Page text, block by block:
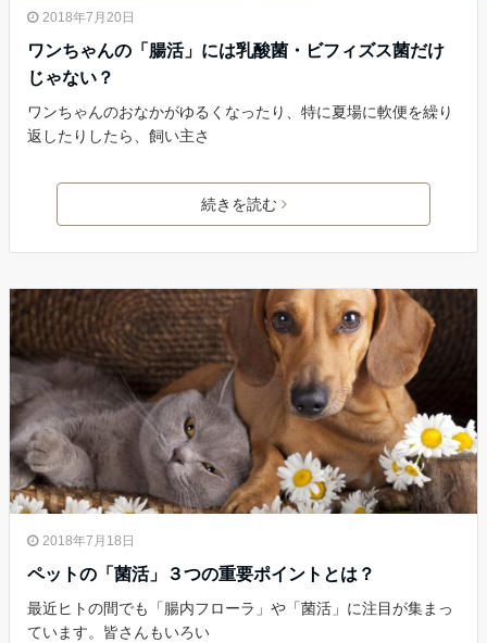
2018年7月20日
ワンちゃんの「腸活」には乳酸菌・ビフィズス菌だけ
じゃない？
ワンちゃんのおなかがゆるくなったり、特に夏場に軟便を繰り
返したりしたら、飼い主さ
続きを読む
2018年7月18日
ペットの「菌活」３つの重要ポイントとは？
最近ヒトの間でも「腸内フローラ」や「菌活」に注目が集まっ
ています。皆さんもいろい